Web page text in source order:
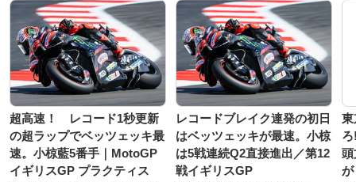
超高速！ レコード1秒更新
の超ラップでベッツェッキ最
速。小椋藍5番手｜MotoGP
イギリスGP プラクティス
レコードブレイク連発の初日
はベッツェッキが最速。小椋
は5戦連続Q2直接進出／第12
戦イギリスGP
東
頭